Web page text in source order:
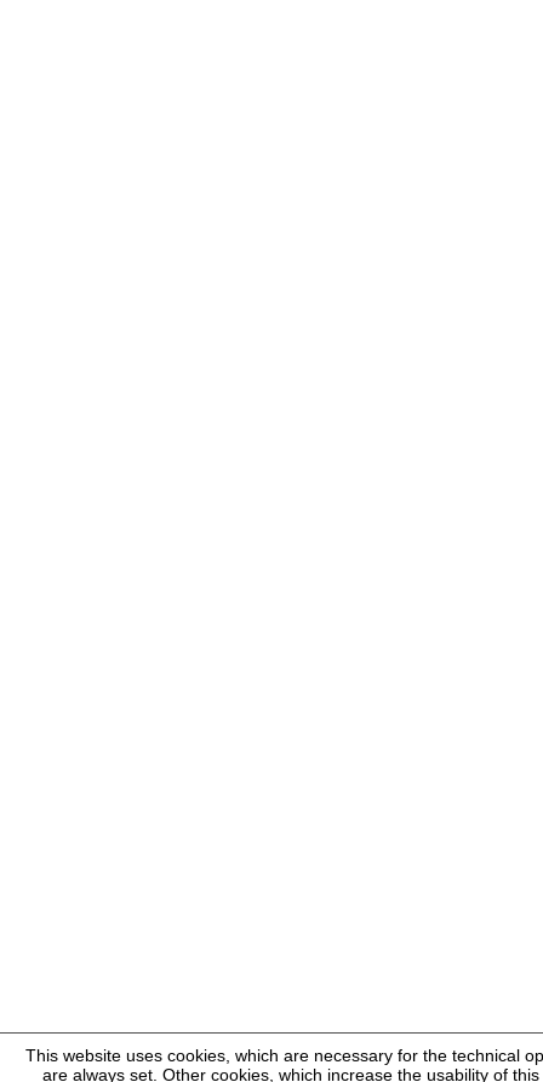
This website uses cookies, which are necessary for the technical
are always set. Other cookies, which increase the usability of